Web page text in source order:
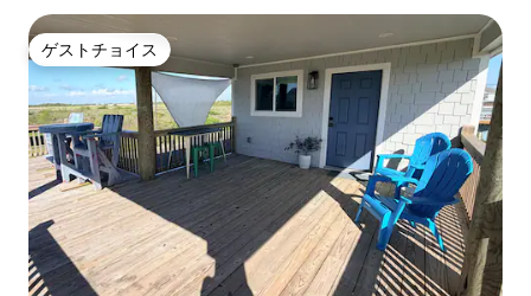
ゲストチョイス
ゲストチョイス